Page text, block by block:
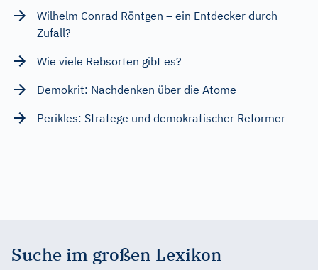
Wilhelm Conrad Röntgen – ein Entdecker durch
Zufall?
Wie viele Rebsorten gibt es?
Demokrit: Nachdenken über die Atome
Perikles: Stratege und demokratischer Reformer
Suche im großen Lexikon